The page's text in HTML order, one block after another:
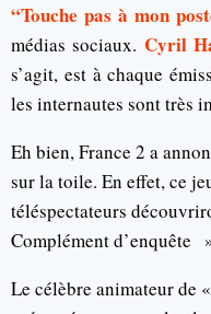
“Touche pas à mon
médias sociaux. Cyril
s’agit, est à chaque
les internautes sont très
Eh bien, France 2 a
sur la toile. En effet, ce
téléspectateurs
Complément d’enquête
Le célèbre animateur de